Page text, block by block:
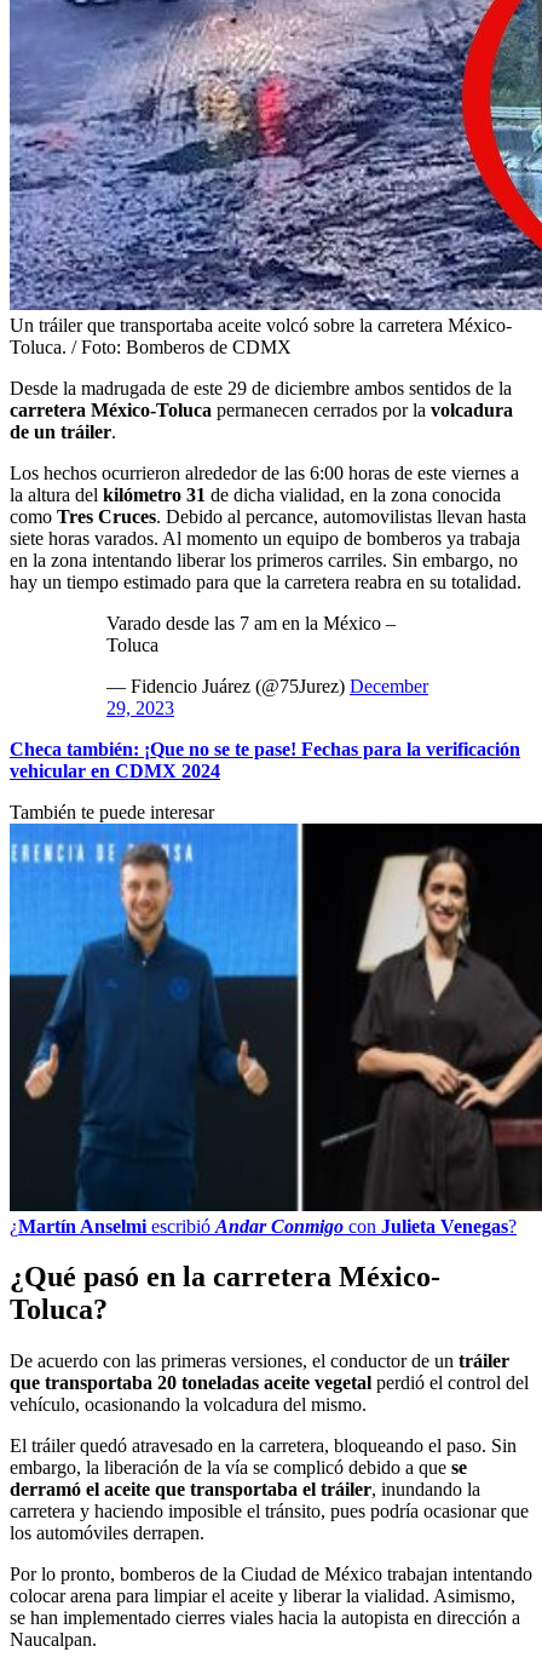
Un tráiler que transportaba aceite volcó sobre la carretera México-
Toluca. / Foto: Bomberos de CDMX
Desde la madrugada de este 29 de diciembre ambos sentidos de la
carretera México-Toluca permanecen cerrados por la volcadura
de un tráiler.
Los hechos ocurrieron alrededor de las 6:00 horas de este viernes a
la altura del kilómetro 31 de dicha vialidad, en la zona conocida
como Tres Cruces. Debido al percance, automovilistas llevan hasta
siete horas varados. Al momento un equipo de bomberos ya trabaja
en la zona intentando liberar los primeros carriles. Sin embargo, no
hay un tiempo estimado para que la carretera reabra en su totalidad.
Varado desde las 7 am en la México –
Toluca
— Fidencio Juárez (@75Jurez) December
29, 2023
Checa también: ¡Que no se te pase! Fechas para la verificación
vehicular en CDMX 2024
También te puede interesar
¿Martín Anselmi escribió Andar Conmigo con Julieta Venegas?
¿Qué pasó en la carretera México-
Toluca?
De acuerdo con las primeras versiones, el conductor de un tráiler
que transportaba 20 toneladas aceite vegetal perdió el control del
vehículo, ocasionando la volcadura del mismo.
El tráiler quedó atravesado en la carretera, bloqueando el paso. Sin
embargo, la liberación de la vía se complicó debido a que se
derramó el aceite que transportaba el tráiler, inundando la
carretera y haciendo imposible el tránsito, pues podría ocasionar que
los automóviles derrapen.
Por lo pronto, bomberos de la Ciudad de México trabajan intentando
colocar arena para limpiar el aceite y liberar la vialidad. Asimismo,
se han implementado cierres viales hacia la autopista en dirección a
Naucalpan.